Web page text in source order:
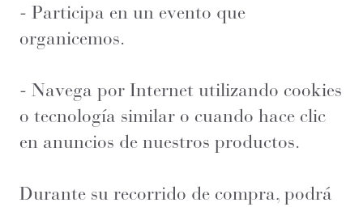
- Participa en un evento que
organicemos.
- Navega por Internet utilizando cookies
o tecnología similar o cuando hace clic
en anuncios de nuestros productos.
Durante su recorrido de compra, podrá